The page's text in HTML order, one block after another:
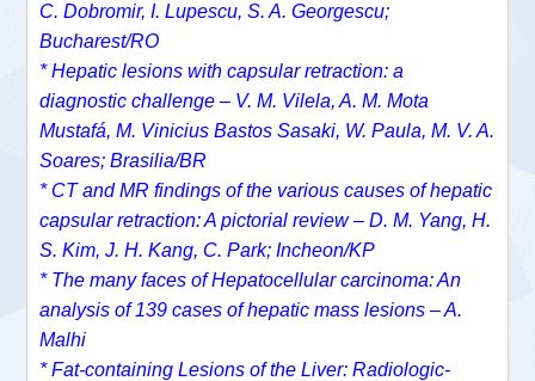
C. Dobromir, I. Lupescu, S. A. Georgescu;
Bucharest/RO
* Hepatic lesions with capsular retraction: a
diagnostic challenge – V. M. Vilela, A. M. Mota
Mustafá, M. Vinicius Bastos Sasaki, W. Paula, M. V. A.
Soares; Brasilia/BR
* CT and MR findings of the various causes of hepatic
capsular retraction: A pictorial review – D. M. Yang, H.
S. Kim, J. H. Kang, C. Park; Incheon/KP
* The many faces of Hepatocellular carcinoma: An
analysis of 139 cases of hepatic mass lesions – A.
Malhi
* Fat-containing Lesions of the Liver: Radiologic-